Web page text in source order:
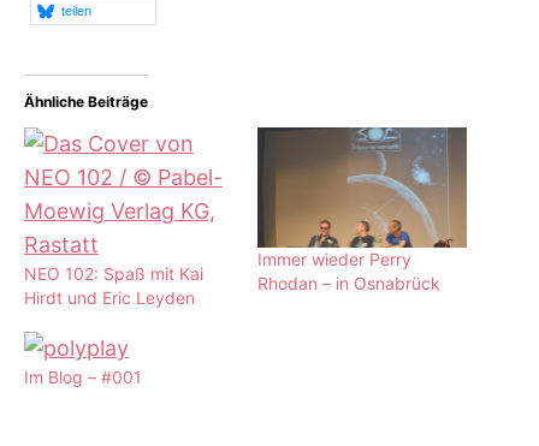
teilen
Ähnliche Beiträge
NEO 102: Spaß mit Kai
Hirdt und Eric Leyden
Immer wieder Perry
Rhodan – in Osnabrück
Im Blog – #001